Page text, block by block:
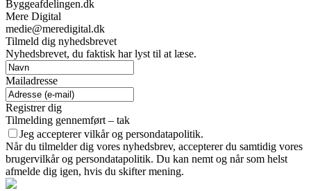
Byggeafdelingen.dk
Mere Digital
medie@meredigital.dk
Tilmeld dig nyhedsbrevet
Nyhedsbrevet, du faktisk har lyst til at læse.
Mailadresse
Registrer dig
Tilmelding gennemført – tak
Jeg accepterer vilkår og persondatapolitik.
Når du tilmelder dig vores nyhedsbrev, accepterer du samtidig vores
brugervilkår og persondatapolitik. Du kan nemt og når som helst
afmelde dig igen, hvis du skifter mening.